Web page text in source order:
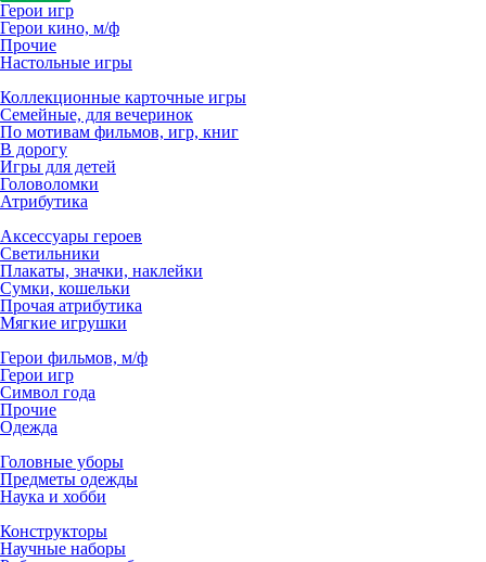
Герои игр
Герои кино, м/ф
Прочие
Настольные игры
Коллекционные карточные игры
Семейные, для вечеринок
По мотивам фильмов, игр, книг
В дорогу
Игры для детей
Головоломки
Атрибутика
Аксессуары героев
Светильники
Плакаты, значки, наклейки
Сумки, кошельки
Прочая атрибутика
Мягкие игрушки
Герои фильмов, м/ф
Герои игр
Символ года
Прочие
Одежда
Головные уборы
Предметы одежды
Наука и хобби
Конструкторы
Научные наборы